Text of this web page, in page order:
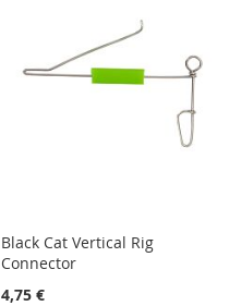
Black Cat Vertical Rig
Connector
4,75 €